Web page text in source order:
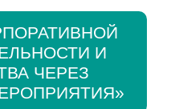
И
ЧЕРЕЗ